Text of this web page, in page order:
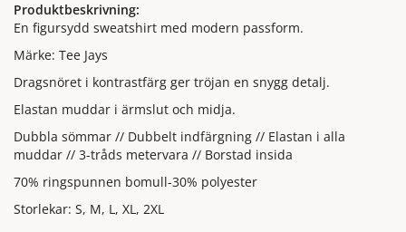
Produktbeskrivning:
En figursydd sweatshirt med modern passform.
Märke: Tee Jays
Dragsnöret i kontrastfärg ger tröjan en snygg detalj.
Elastan muddar i ärmslut och midja.
Dubbla sömmar // Dubbelt indfärgning // Elastan i alla
muddar // 3-tråds metervara // Borstad insida
70% ringspunnen bomull-30% polyester
Storlekar: S, M, L, XL, 2XL